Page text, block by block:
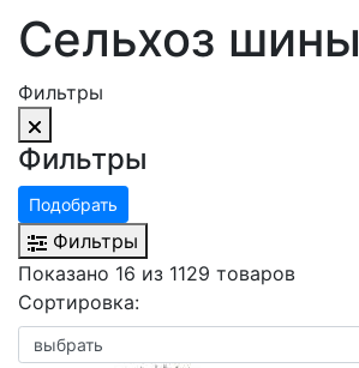
Сельхоз шины
Фильтры
Фильтры
Подобрать
Фильтры
Показано 16 из 1129 товаров
Сортировка: